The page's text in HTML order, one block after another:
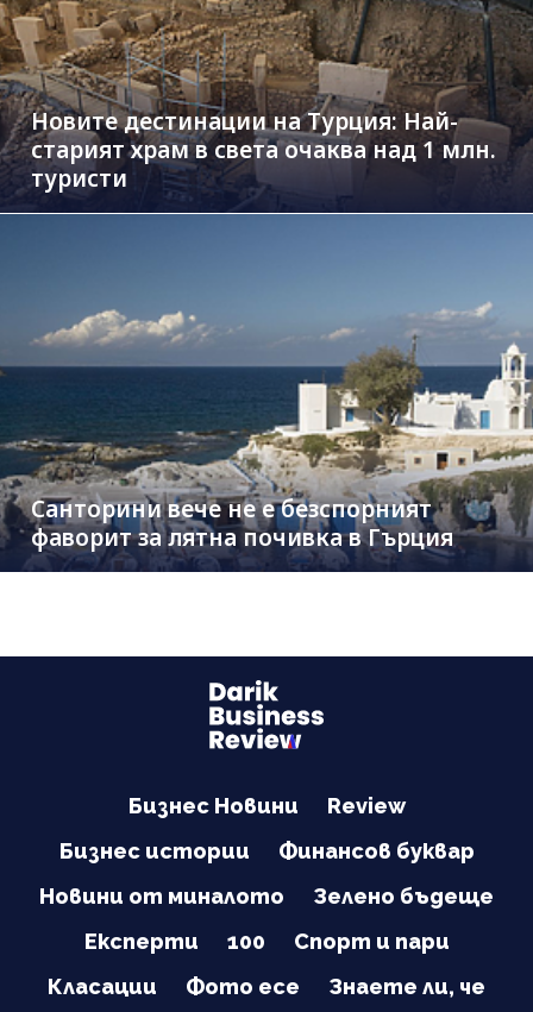
Новите дестинации на Турция: Най-
старият храм в света очаква над 1 млн.
туристи
Санторини вече не е безспорният
фаворит за лятна почивка в Гърция
Бизнес Новини
Review
Бизнес истории
Финансов буквар
Новини от миналото
Зелено бъдеще
Експерти
100
Спорт и пари
Класации
Фото есе Знаете ли, че